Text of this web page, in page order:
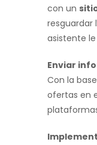
con un
resguardar
asistente
Enviar
Con la
ofertas en